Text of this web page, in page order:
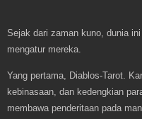
Sejak dari zaman kuno, dunia
mengatur mereka.
Yang pertama, Diablos-Tarot.
kebinasaan, dan kedengkian
membawa penderitaan pada